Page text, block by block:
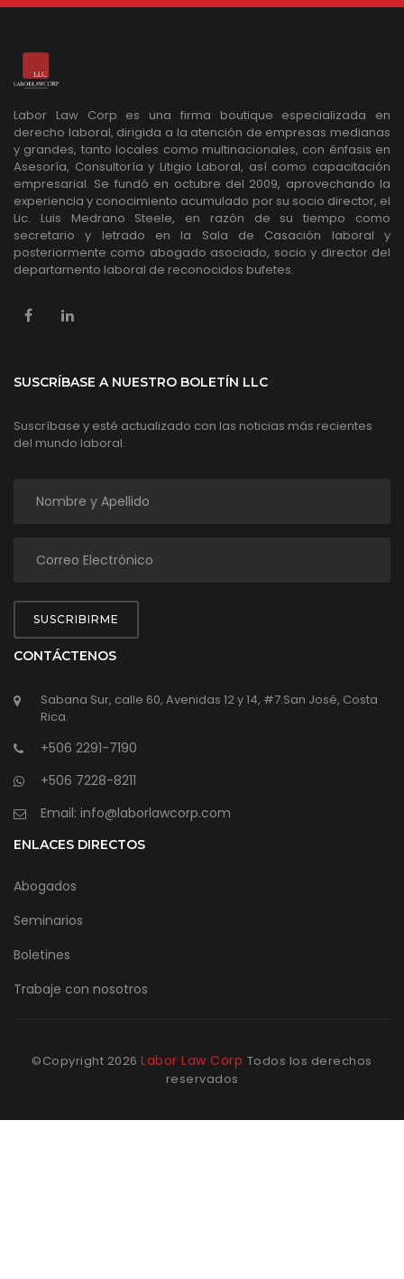
Labor Law Corp es una firma boutique especializada en
derecho laboral, dirigida a la atención de empresas medianas
y grandes, tanto locales como multinacionales, con énfasis en
Asesoría, Consultoría y Litigio Laboral, así como capacitación
empresarial. Se fundó en octubre del 2009, aprovechando la
experiencia y conocimiento acumulado por su socio director, el
Lic. Luis Medrano Steele, en razón de su tiempo como
secretario y letrado en la Sala de Casación laboral y
posteriormente como abogado asociado, socio y director del
departamento laboral de reconocidos bufetes.
SUSCRÍBASE A NUESTRO BOLETÍN LLC
Suscríbase y esté actualizado con las noticias más recientes
del mundo laboral.
SUSCRIBIRME
CONTÁCTENOS
Sabana Sur, calle 60, Avenidas 12 y 14, #7.San José, Costa
Rica.
+506 2291-7190
+506 7228-8211
Email: info@laborlawcorp.com
ENLACES DIRECTOS
Abogados
Seminarios
Boletines
Trabaje con nosotros
©Copyright 2026 Labor Law Corp Todos los derechos
reservados